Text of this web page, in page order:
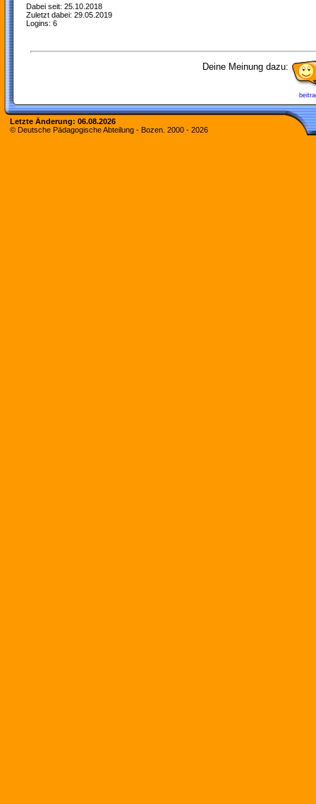
Dabei seit: 25.10.2018
Zuletzt dabei: 29.05.2019
Logins: 6
Deine Meinung dazu:
Letzte Änderung: 06.08.2026
© Deutsche Pädagogische Abteilung - Bozen. 2000 - 2026